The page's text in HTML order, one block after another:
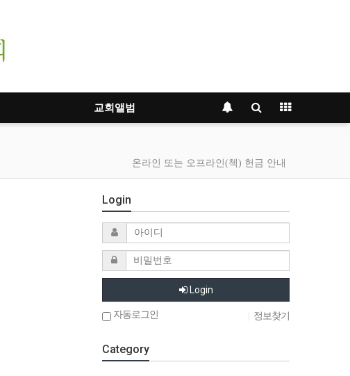
교회앨범
온라인 또는 오프라인(첵) 헌금 안내
Login
Login
자동로그인 정보찾기
Category